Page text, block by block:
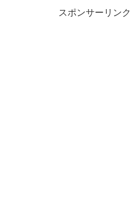
スポンサーリン